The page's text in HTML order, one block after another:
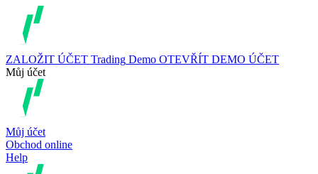
ZALOŽIT ÚČET Trading Demo OTEVŘÍT DEMO ÚČET
Můj účet
Můj účet
Obchod online
Help